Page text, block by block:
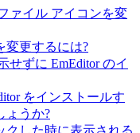
ァイル アイコンを変
変更するには?
せずに EmEditor のイ
をインストールす
ょうか?